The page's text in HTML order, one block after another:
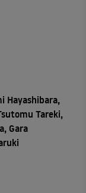
Hayashibara,
Tareki,
Gara